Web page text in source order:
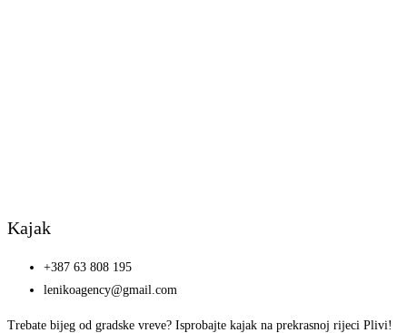
Kajak
+387 63 808 195
lenikoagency@gmail.com
Trebate bijeg od gradske vreve? Isprobajte kajak na prekrasnoj rijeci Plivi!